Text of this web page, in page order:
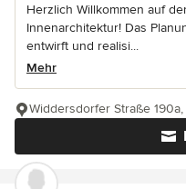
Herzlich Willkommen auf
Innenarchitektur! Das
entwirft und realisi...
Mehr
Widdersdorfer Straße